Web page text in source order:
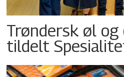
Trøndersk øl
tildelt